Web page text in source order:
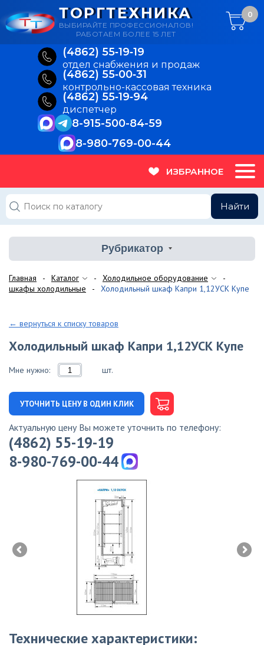
(4862) 55‑19‑19
отдел снабжения и продаж
(4862) 55‑00‑31
контрольно-кассовая техника
(4862) 55‑19‑94
диспетчер
8-915-500-84-59
8-980-769-00-44
ТОРГТЕХНИКА
ВЫБИРАЙТЕ ПРОФЕССИОНАЛОВ!
РАБОТАЕМ БОЛЕЕ 15 ЛЕТ
0
ИЗБРАННОЕ
Найти
Рубрикатор
Главная Каталог
Холодильное оборудование
шкафы холодильные
Холодильный шкаф Капри 1,12УСК Купе
← вернуться к списку товаров
Холодильный шкаф Капри 1,12УСК Купе
Мне нужно: шт.
УТОЧНИТЬ ЦЕНУ В ОДИН КЛИК
Актуальную цену Вы можете уточнить по телефону:
(4862) 55-19-19
8-980-769-00-44
Технические характеристики: